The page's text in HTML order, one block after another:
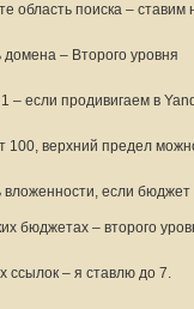
область поиска – ставим
домена – Второго уровня
– если продивигаем в
100, верхний предел
вложенности, если
бюджетах – второго
ссылок – я ставлю до 7.